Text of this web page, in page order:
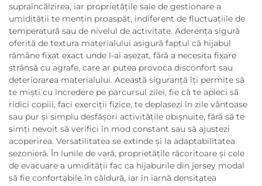
supraîncălzirea, iar proprietățile sale de gestionare a
umidității te mențin proaspăt, indiferent de fluctuațiile de
temperatură sau de nivelul de activitate. Aderența sigură
oferită de textura materialului asigură faptul că hijabul
rămâne fixat exact unde l-ai așezat, fără a necesita fixare
strânsă cu agrafe, care ar putea provoca disconfort sau
deteriorarea materialului. Această siguranță îți permite să
te miști cu încredere pe parcursul zilei, fie că te apleci să
ridici copiii, faci exerciții fizice, te deplasezi în zile vântoase
sau pur și simplu desfășori activitățile obișnuite, fără să te
simți nevoit să verifici în mod constant sau să ajustezi
acoperirea. Versatilitatea se extinde și la adaptabilitatea
sezonieră. În lunile de vară, proprietățile răcoritoare și cele
de evacuare a umidității fac ca hijaburile din jersey modal
să fie confortabile în căldură, iar în iarnă densitatea